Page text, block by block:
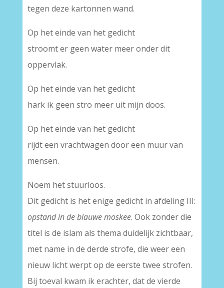
tegen deze kartonnen wand.
Op het einde van het gedicht
stroomt er geen water meer onder dit
oppervlak.
Op het einde van het gedicht
hark ik geen stro meer uit mijn doos.
Op het einde van het gedicht
rijdt een vrachtwagen door een muur van
mensen.
Noem het stuurloos.
Dit gedicht is het enige gedicht in afdeling III:
opstand in de blauwe moskee. Ook zonder die
titel is de islam als thema duidelijk zichtbaar,
met name in de derde strofe, die weer een
nieuw licht werpt op de eerste twee strofen.
Bij toeval kwam ik erachter, dat de vierde